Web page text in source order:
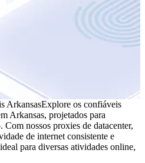
ArkansasExplore os confiáveis
Arkansas, projetados para
Com nossos proxies de datacenter,
de internet consistente e
para diversas atividades online,